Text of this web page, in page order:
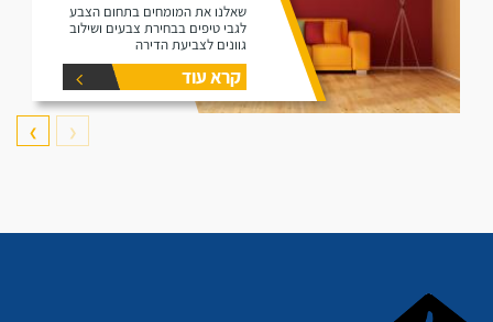
שאלנו את המומחים בתחום הצבע
לגבי טיפים בבחירת צבעים ושילוב
גוונים לצביעת הדירה
קרא עוד
❮
❯